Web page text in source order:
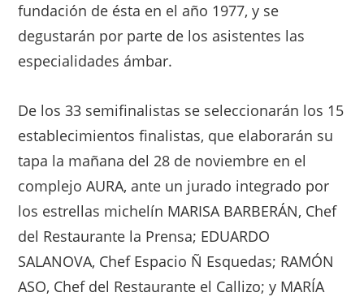
fundación de ésta en el año 1977, y se
degustarán por parte de los asistentes las
especialidades ámbar.
De los 33 semifinalistas se seleccionarán los 15
establecimientos finalistas, que elaborarán su
tapa la mañana del 28 de noviembre en el
complejo AURA, ante un jurado integrado por
los estrellas michelín MARISA BARBERÁN, Chef
del Restaurante la Prensa; EDUARDO
SALANOVA, Chef Espacio Ñ Esquedas; RAMÓN
ASO, Chef del Restaurante el Callizo; y MARÍA